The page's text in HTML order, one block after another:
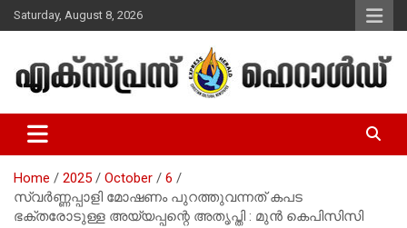
Skip
to
Saturday, August 8, 2026
Express Herald – Malayalam
Christian News
Home 2025 October
6
സ്വര്‍ണ്ണപ്പാളി മോഷണം പുറത്തുവന്നത് കപട
ഭക്തരോടുള്ള അയ്യപ്പന്റെ അതൃപ്തി : മുന്‍ കെപിസിസി